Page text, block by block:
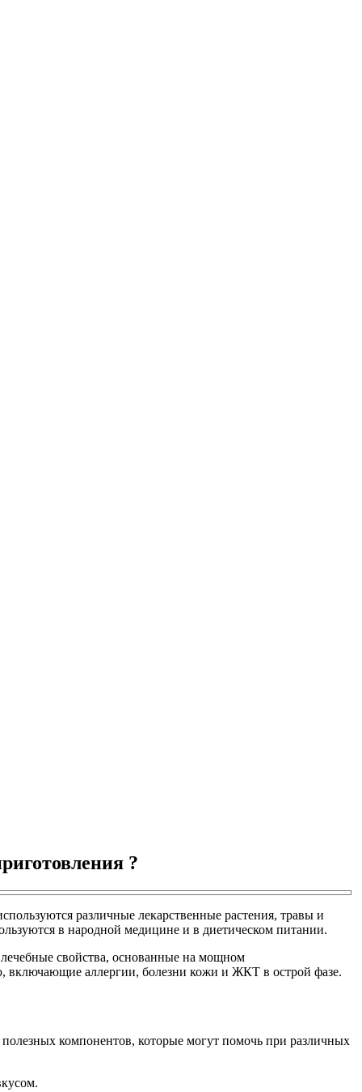
?
различные лекарственные растения, травы и
в народной медицине и в диетическом питании.
свойства, основанные на мощном
включающие аллергии, болезни кожи и ЖКТ в острой фазе.
компонентов, которые могут помочь при различных